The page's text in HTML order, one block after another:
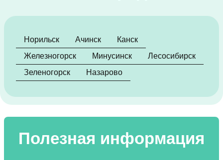
Норильск Ачинск
Канск
Железногорск
Минусинск
Лесосибирск
Зеленогорск
Назарово
Полезная информация